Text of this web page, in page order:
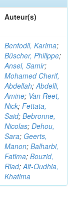
Auteur(s)
Benfodil, Karima;
Büscher, Philippe;
Ansel, Samir;
Mohamed Cherif,
Abdellah;Abdelli,
Amine; Van Reet,
Nick; Fettata,
Said; Bebronne,
Nicolas; Dehou,
Sara; Geerts,
Manon; Balharbi,
Fatima; Bouzid,
Riad;Ait-Oudhia,
Khatima